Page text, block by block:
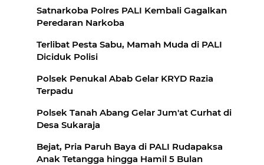
Satnarkoba Polres PALI Kembali Gagalkan
Peredaran Narkoba
Terlibat Pesta Sabu, Mamah Muda di PALI
Diciduk Polisi
Polsek Penukal Abab Gelar KRYD Razia
Terpadu
Polsek Tanah Abang Gelar Jum'at Curhat di
Desa Sukaraja
Bejat, Pria Paruh Baya di PALI Rudapaksa
Anak Tetangga hingga Hamil 5 Bulan